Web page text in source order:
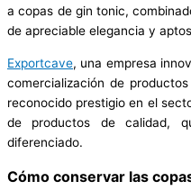
a copas de gin tonic,
de apreciable elegancia y
Exportcave, una empresa
comercialización de
reconocido prestigio en el
de productos de calidad,
diferenciado.
Cómo conservar las